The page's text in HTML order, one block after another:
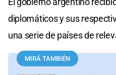
diplomáticos y sus
una serie de países de
MIRÁ TAMBIÉN